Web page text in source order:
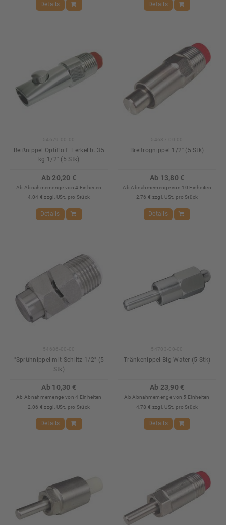
Details Details
Beißnippel Optiflo f. Ferkel b. 35
kg 1/2" (5 Stk)
Ab 20,20 €
Ab Abnahmemenge von 4 Einheiten
4,04 € zzgl. USt. pro Stück
Details
Breitrognippel 1/2'' (5 Stk)
Ab 13,80 €
Ab Abnahmemenge von 10 Einheiten
2,76 € zzgl. USt. pro Stück
Details
"Sprühnippel mit Schlitz 1/2" (5
Stk)
Ab 10,30 €
Ab Abnahmemenge von 4 Einheiten
2,06 € zzgl. USt. pro Stück
Details
Tränkenippel Big Water (5 Stk)
Ab 23,90 €
Ab Abnahmemenge von 5 Einheiten
4,78 € zzgl. USt. pro Stück
Details